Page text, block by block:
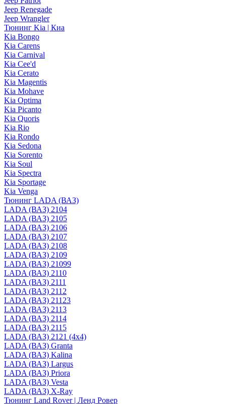
Jeep Renegade
Jeep Wrangler
Тюнинг Kia | Киа
Kia Bongo
Kia Carens
Kia Carnival
Kia Cee'd
Kia Cerato
Kia Magentis
Kia Mohave
Kia Optima
Kia Picanto
Kia Quoris
Kia Rio
Kia Rondo
Kia Sedona
Kia Sorento
Kia Soul
Kia Spectra
Kia Sportage
Kia Venga
Тюнинг LADA (ВАЗ)
LADA (ВАЗ) 2104
LADA (ВАЗ) 2105
LADA (ВАЗ) 2106
LADA (ВАЗ) 2107
LADA (ВАЗ) 2108
LADA (ВАЗ) 2109
LADA (ВАЗ) 21099
LADA (ВАЗ) 2110
LADA (ВАЗ) 2111
LADA (ВАЗ) 2112
LADA (ВАЗ) 21123
LADA (ВАЗ) 2113
LADA (ВАЗ) 2114
LADA (ВАЗ) 2115
LADA (ВАЗ) 2121 (4x4)
LADA (ВАЗ) Granta
LADA (ВАЗ) Kalina
LADA (ВАЗ) Largus
LADA (ВАЗ) Priora
LADA (ВАЗ) Vesta
LADA (ВАЗ) X-Ray
Тюнинг Land Rover | Ленд Ровер